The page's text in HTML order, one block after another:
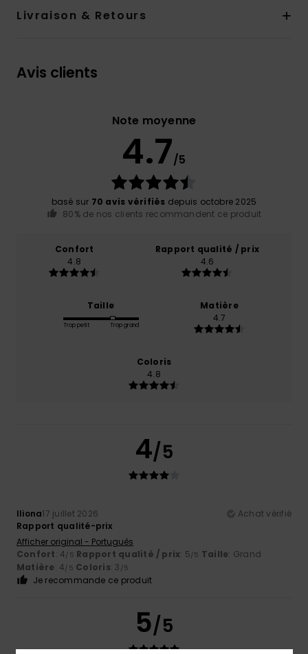
Livraison & Retours
Avis clients
Note moyenne
4.7/5
basé sur 70 avis vérifiés depuis octobre 2025
80% de nos clients recommandent ce produit
Confort
4.8
Rapport qualité / prix
4.6
Taille
Trop petit Trop grand
Matière
4.7
Coloris
4.8
4/5
Iliona17 juillet 2026
Achat vérifié
Rapport qualité-prix
Afficher original - Português
Confort: 4/5 Rapport qualité / prix: 5/5 Taille: Grand
Matière: 4/5 Coloris: 3 /5
Je recommande ce produit
5/5